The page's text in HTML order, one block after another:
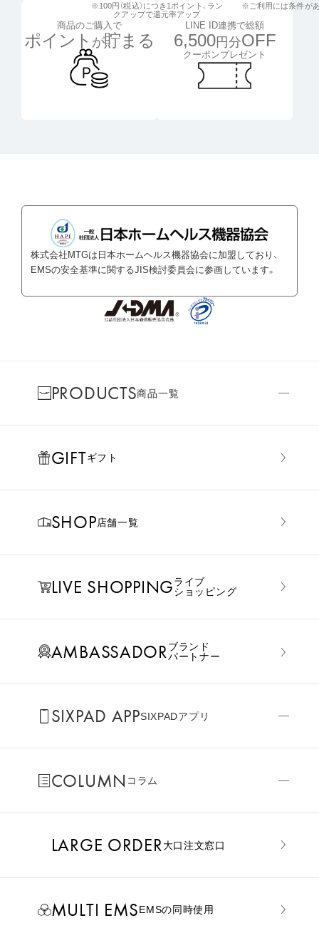
商品のご購入で
ポイント が貯まる
※100円（税込）につき1ポイント、 ラン
クアップで還元率アップ
LINE ID連携で総額
6,500円分OFF
クーポンプレゼント
※ご利用には条件が
株式会社MTGは日本ホームヘルス機器協会に加盟しており、
EMSの安全基準に関するJIS検討委員会に参画しています。
PRODUCTS商品一覧
GIFTギフト
SHOP店舗一覧
LIVE SHOPPINGライブ
ショッピング
AMBASSADORブランド
パートナー
SIXPAD APPSIXPADアプリ
COLUMN コラム
LARGE ORDER⼤⼝注⽂窓⼝
MULTI EMSEMSの同時使用